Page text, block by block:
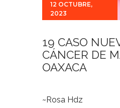
Contacto
12 OCTUBRE,
2023
19 CASO
CÁNCER DE
OAXACA
~Rosa Hdz